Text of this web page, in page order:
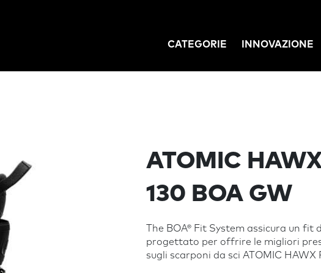
CATEGORIE INNOVAZIONE
ATOMIC
130 BOA GW
The BOA® Fit System assicura un
progettato per offrire le migliori
sugli scarponi da sci ATOMIC HAWX